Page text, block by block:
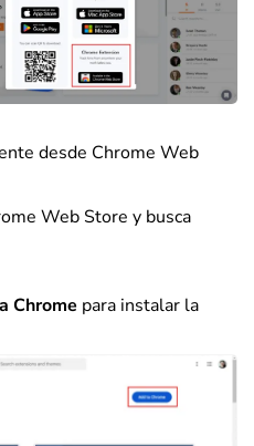
desde Chrome Web
Web Store y busca
Chrome para instalar la